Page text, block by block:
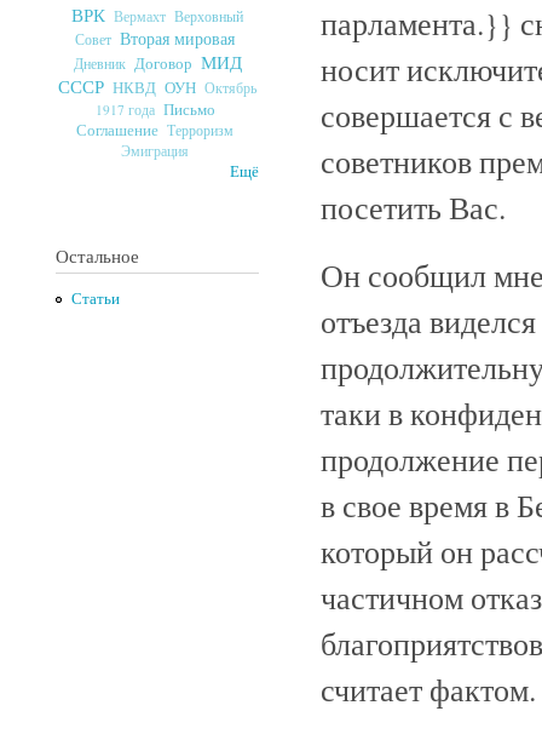
ВРК Вермахт Верховный
Совет Вторая мировая
Дневник Договор МИД
СССР НКВД ОУН Октябрь
1917 года Письмо
Соглашение Терроризм
Эмиграция
Ещё
Остальное
Статьи
парламента.}}
носит
совершается с
советников
посетить Вас.
Он сообщил мне
отъезда
таки в
продолжение
в свое время в
который он
частичном
считает фактом.